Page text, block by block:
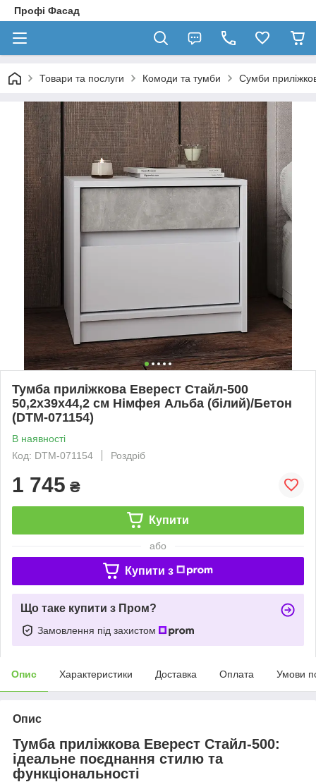
Профі Фасад
Товари та послуги Комоди та тумби Сумби
Тумба приліжкова Еверест Стайл-500
50,2х39х44,2 см Німфея Альба (білий)/Бетон
(DTM-071154)
В наявності
Код: DTM-071154
Роздріб
1 745 ₴
Купити
або
Купити з
Що таке купити з Пром?
Замовлення під захистом
Опис Характеристики Доставка Оплата Умови
Опис
Тумба приліжкова Еверест Стайл-500:
ідеальне поєднання стилю та
функціональності